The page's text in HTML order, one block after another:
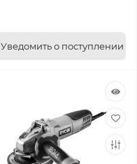
Уведомить о поступлении